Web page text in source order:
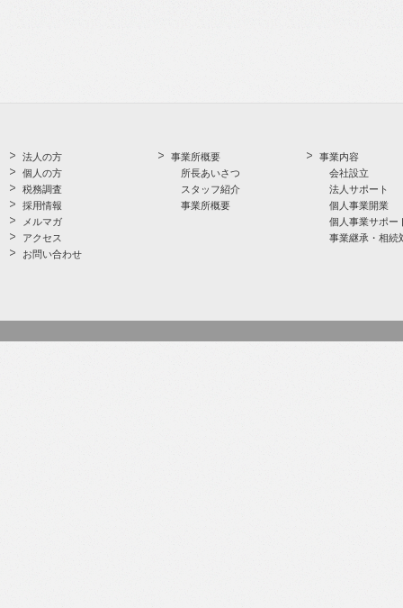
法人の方
個人の方
税務調査
採用情報
メルマガ
アクセス
お問い合わせ
事業所概要
所長あいさつ
スタッフ紹介
事業所概要
事業内容
会社設立
法人サポート
個人事業開業
個人事業サポー
事業継承・相続